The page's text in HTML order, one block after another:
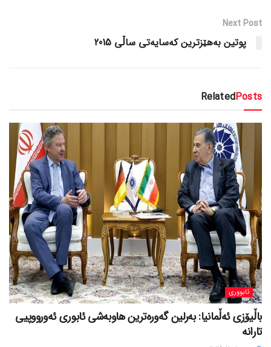
Next Post
پوتین به‌هێزترین که‌سایه‌تی ساڵی 2015
RelatedPosts
ئابووری
باڵیۆزی ئەڵمانیا: بەرلین گەورەترین هاوبەشی ئابوری ئەورووپیی
تارانە